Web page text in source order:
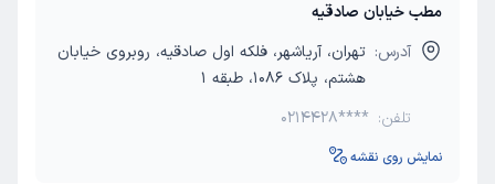
مطب خیابان صادقیه
آدرس: تهران، آریاشهر، فلکه اول صادقیه، روبروی خیابان
هشتم، پلاک 1086، طبقه 1
تلفن: 0214428****
نمایش روی نقشه